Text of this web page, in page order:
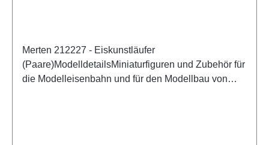
Merten 212227 - Eiskunstläufer
(Paare)ModelldetailsMiniaturfiguren und Zubehör für
die Modelleisenbahn und für den Modellbau von